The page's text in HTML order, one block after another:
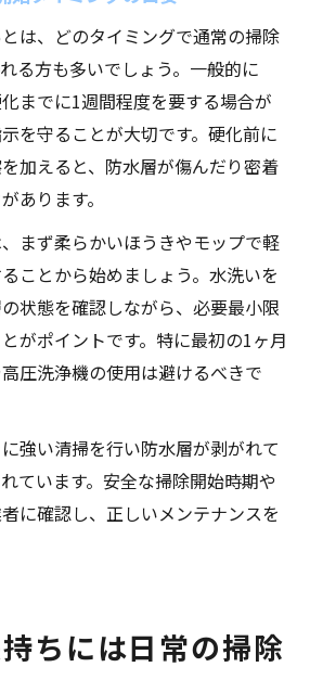
は、どのタイミングで通常の掃除
る方も多いでしょう。一般的に
までに1週間程度を要する場合が
を守ることが大切です。硬化前に
加えると、防水層が傷んだり密着
あります。
まず柔らかいほうきやモップで軽
ことから始めましょう。水洗いを
状態を確認しながら、必要最小限
がポイントです。特に最初の1ヶ月
圧洗浄機の使用は避けるべきで
強い清掃を行い防水層が剥がれて
ています。安全な掃除開始時期や
に確認し、正しいメンテナンスを
ちには日常の掃除